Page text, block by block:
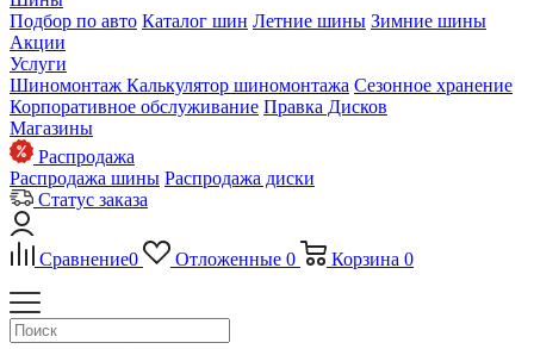
Подбор по авто Каталог шин Летние шины Зимние шины
Акции
Услуги
Шиномонтаж Калькулятор шиномонтажа Сезонное хранение
Корпоративное обслуживание Правка Дисков
Магазины
Распродажа
Распродажа шины Распродажа диски
Статус заказа
Сравнение0 Отложенные 0 Корзина 0